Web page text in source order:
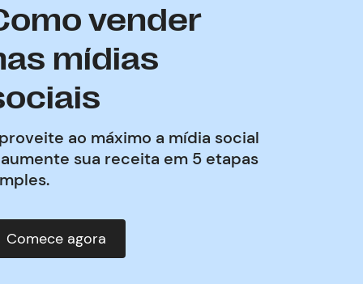
vender
mídias
ao máximo a mídia social
sua receita em 5 etapas
Comece agora